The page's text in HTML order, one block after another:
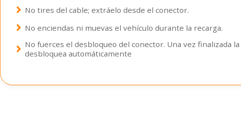
chevron_right No tires del cable; extráelo desde el conector.
chevron_right No enciendas ni muevas el vehículo durante la recarga.
chevron_right No fuerces el desbloqueo del conector. Una vez finalizada
desbloquea automáticamente